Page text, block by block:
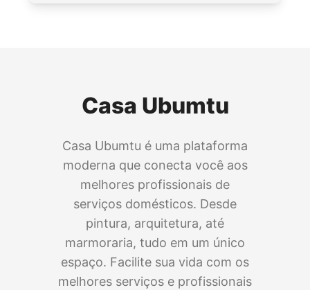
Casa Ubumtu
Casa Ubumtu é uma plataforma
moderna que conecta você aos
melhores profissionais de
serviços domésticos. Desde
pintura, arquitetura, até
marmoraria, tudo em um único
espaço. Facilite sua vida com os
melhores serviços e profissionais